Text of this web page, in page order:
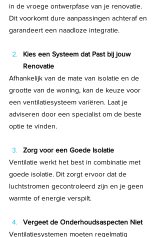
in de vroege ontwerpfase van je renovatie.
Dit voorkomt dure aanpassingen achteraf en
garandeert een naadloze integratie.
Kies een Systeem dat Past bij jouw
Renovatie
Afhankelijk van de mate van isolatie en de
grootte van de woning, kan de keuze voor
een ventilatiesysteem variëren. Laat je
adviseren door een specialist om de beste
optie te vinden.
Zorg voor een Goede Isolatie
Ventilatie werkt het best in combinatie met
goede isolatie. Dit zorgt ervoor dat de
luchtstromen gecontroleerd zijn en je geen
warmte of energie verspilt.
Vergeet de Onderhoudsaspecten Niet
Ventilatiesystemen moeten regelmatig